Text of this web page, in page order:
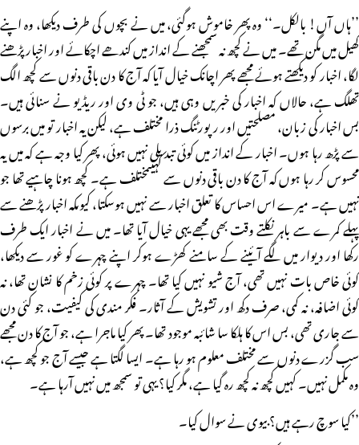
’’ہاں آں! بالکل۔‘‘ وہ پھر خاموش ہوگئی، میں نے بچوں کی طرف دیکھا، وہ اپنے
کھیل میں مگن تھے۔ میں نے کچھ نہ سمجھنے کے انداز میں کندھے اچکائے اور اخبار پڑھنے
لگا، اخبار کو دیکھتے ہوئے مجھے پھر اچانک خیال آیا کہ آج کا دن باقی دنوں سے کچھ الگ
تھلگ ہے، حالاں کہ اخبار کی خبریں وہی ہیں، جو ٹی وی اور ریڈیو نے سنائی ہیں۔
بس اخبار کی زبان، مصلحتیں اور رپورٹنگ ذرا مختلف ہے، لیکن یہ اخبار تو میں برسوں
سے پڑھ رہا ہوں۔ اخبار کے انداز میں کوئی تبدیلی نہیں ہوئی، پھر کیا وجہ ہے کہ میں یہ
محسوس کر رہا ہوں کہ آج کا دن باقی دنوں سے کہیںمختلف ہے۔ کچھ ہونا چاہیے تھا جو
نہیں ہے۔ میرے اس احساس کا تعلق اخبار سے نہیں ہوسکتا، کیوںکہ اخبار پڑھنے سے
پہلے کمرے سے باہر نکلتے وقت بھی مجھے یہی خیال آیا تھا۔ میں نے اخبار ایک طرف
رکھا اور دیوار میں لگے آئینے کے سامنے کھڑے ہوکر اپنے چہرے کو غور سے دیکھا،
کوئی خاص بات نہیں تھی، آج شیو نہیں کیا تھا۔ چہرے پر کوئی زخم کا نشان تھا، نہ
کوئی اضافہ، نہ کمی، صرف دکھ اور تشویش کے آثار۔ فکر مندی کی کیفیت، جو کئی دن
سے جاری تھی، بس اس کا ہلکا سا شائبہ موجود تھا۔ پھر کیا ماجرا ہے، جو آج کا دن مجھے
سب گزرے دنوں سے مختلف معلوم ہو رہا ہے۔ ایسا لگتا ہے جیسے آج جو کچھ ہے،
وہ مکمل نہیں۔ کہیں کچھ نہ کچھ رہ گیا ہے، مگر کیا؟ یہی تو سمجھ میں نہیں آرہا ہے۔
’’کیا سوچ رہے ہیں؟ بیوی نے سوال کیا۔